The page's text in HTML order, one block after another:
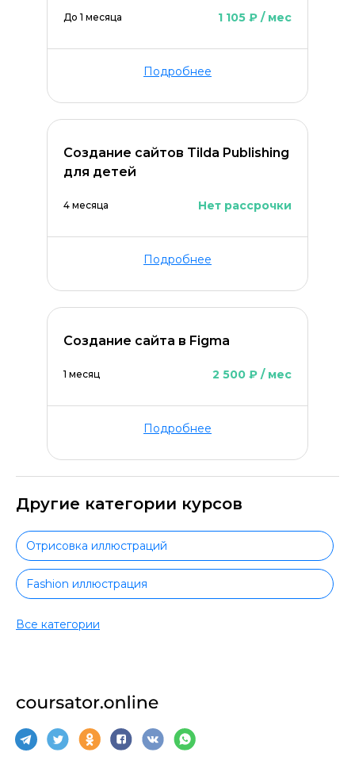
До 1 месяца 1 105 ₽ / мес
Подробнее
Создание сайтов Tilda Publishing
для детей
4 месяца Нет рассрочки
Подробнее
Создание сайта в Figma
1 месяц 2 500 ₽ / мес
Подробнее
Другие категории курсов
Отрисовка иллюстраций
Fashion иллюстрация
Книжная иллюстрация
Коммерческая иллюстрация
Motion-дизайн
Все категории